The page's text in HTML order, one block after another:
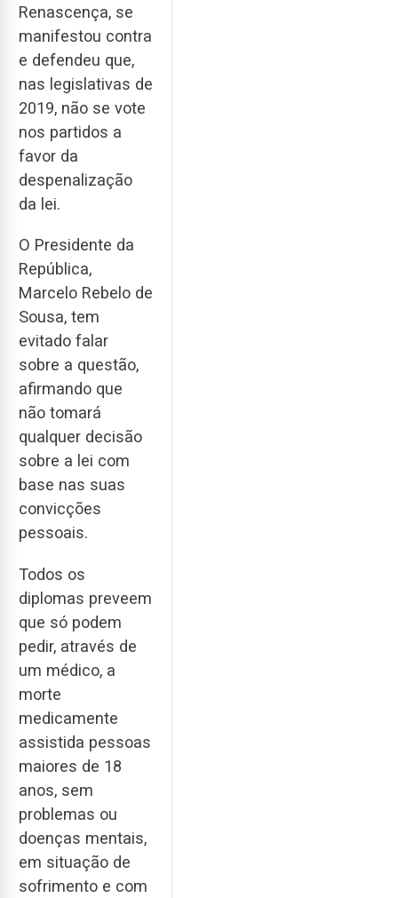
Renascença, se
manifestou contra
e defendeu que,
nas legislativas de
2019, não se vote
nos partidos a
favor da
despenalização
da lei.
O Presidente da
República,
Marcelo Rebelo de
Sousa, tem
evitado falar
sobre a questão,
afirmando que
não tomará
qualquer decisão
sobre a lei com
base nas suas
convicções
pessoais.
Todos os
diplomas preveem
que só podem
pedir, através de
um médico, a
morte
medicamente
assistida pessoas
maiores de 18
anos, sem
problemas ou
doenças mentais,
em situação de
sofrimento e com